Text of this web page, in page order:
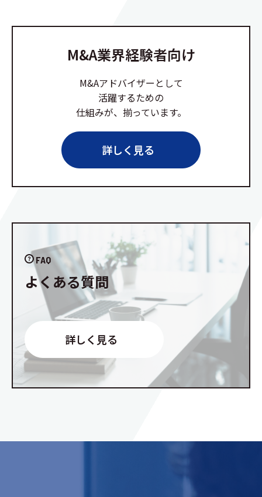
M&A業界経験者向け
M&Aアドバイザーとして
活躍するための
仕組みが、揃っています。
詳しく見る
FAQ
よくある質問
詳しく見る